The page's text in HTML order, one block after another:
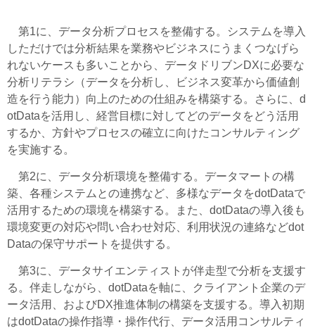
第1に、データ分析プロセスを整備する。システムを導入
しただけでは分析結果を業務やビジネスにうまくつなげら
れないケースも多いことから、データドリブンDXに必要な
分析リテラシ（データを分析し、ビジネス変革から価値創
造を行う能力）向上のための仕組みを構築する。さらに、d
otDataを活用し、経営目標に対してどのデータをどう活用
するか、方針やプロセスの確立に向けたコンサルティング
を実施する。
第2に、データ分析環境を整備する。データマートの構
築、各種システムとの連携など、多様なデータをdotDataで
活用するための環境を構築する。また、dotDataの導入後も
環境変更の対応や問い合わせ対応、利用状況の連絡などdot
Dataの保守サポートを提供する。
第3に、データサイエンティストが伴走型で分析を支援す
る。伴走しながら、dotDataを軸に、クライアント企業のデ
ータ活用、およびDX推進体制の構築を支援する。導入初期
はdotDataの操作指導・操作代行、データ活用コンサルティ